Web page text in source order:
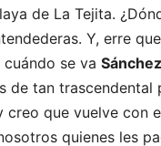
de La Tejita.
Y, erre
se va Sánchez
de tan trascendental
que vuelve con
quienes les